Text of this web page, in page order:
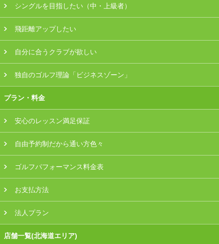
シングルを目指したい（中・上級者）
飛距離アップしたい
自分に合うクラブが欲しい
独自のゴルフ理論「ビジネスゾーン」
プラン・料金
安心のレッスン満足保証
自由予約制だから通い方色々
ゴルフパフォーマンス料金表
お支払方法
法人プラン
店舗一覧(北海道エリア)